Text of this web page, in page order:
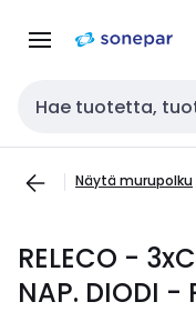
navigointiinsisältöön
Haku
Näytä murupolku
RELECO -
NAP. DIODI -